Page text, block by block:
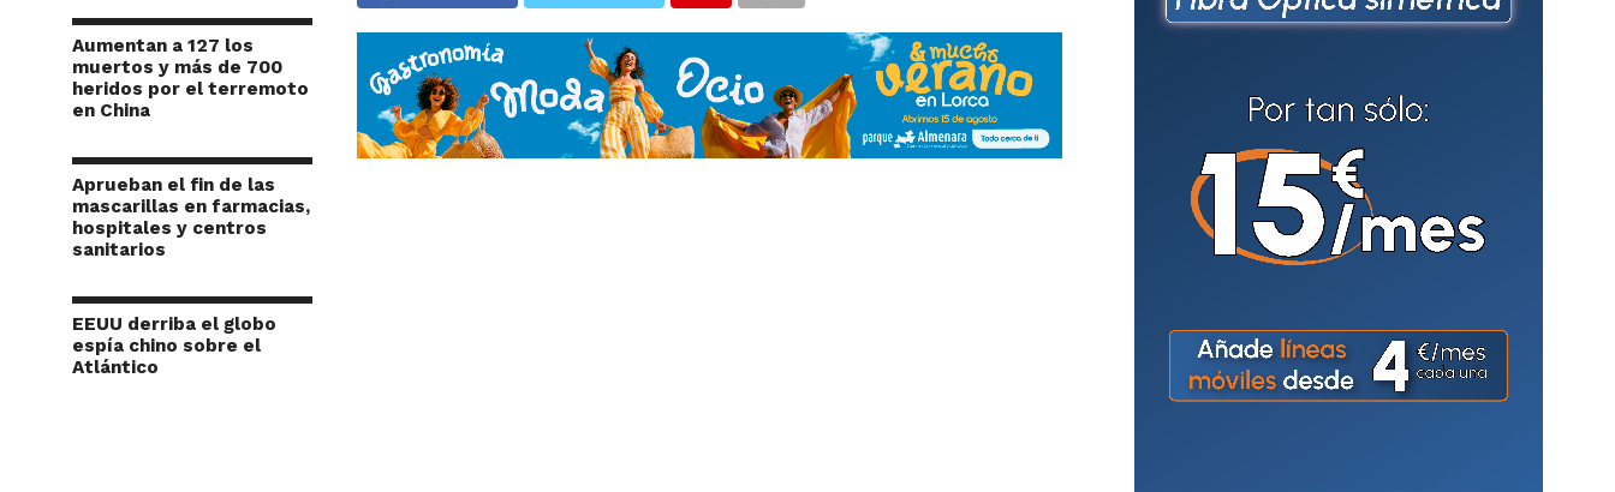
Aumentan a 127 los
muertos y más de 700
heridos por el terremoto
en China
Aprueban el fin de las
mascarillas en farmacias,
hospitales y centros
sanitarios
EEUU derriba el globo
espía chino sobre el
Atlántico